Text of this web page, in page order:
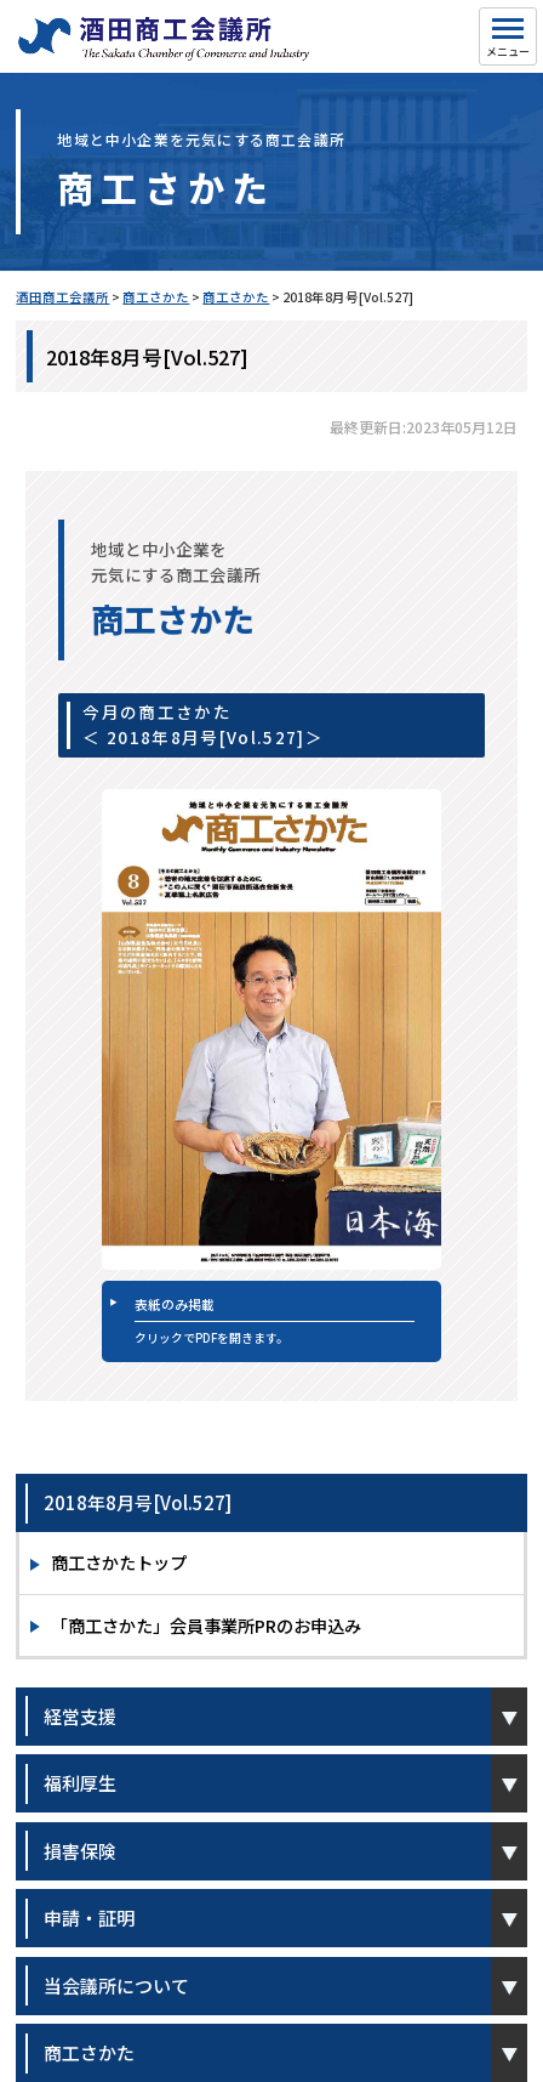
地域と中小企業を元気にする商工会議所
商工さかた
酒田商工会議所 >商工さかた >商工さかた > 2018年8月号[Vol.527]
2018年8月号[Vol.527]
最終更新日:2023年05月12日
地域と中小企業を
元気にする商工会議所
商工さかた
今月の商工さかた
＜ 2018年8月号[Vol.527]＞
表紙のみ掲載
クリックでPDFを開きます。
2018年8月号[Vol.527]
商工さかたトップ
「商工さかた」会員事業所PRのお申込み
経営支援
福利厚生
損害保険
申請・証明
当会議所について
商工さかた